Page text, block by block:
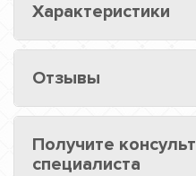
Характеристики
Отзывы
Получите
специалиста